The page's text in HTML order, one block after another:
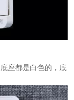
座都是白色的，底